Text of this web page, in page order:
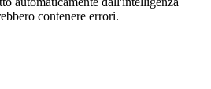
contenere errori.